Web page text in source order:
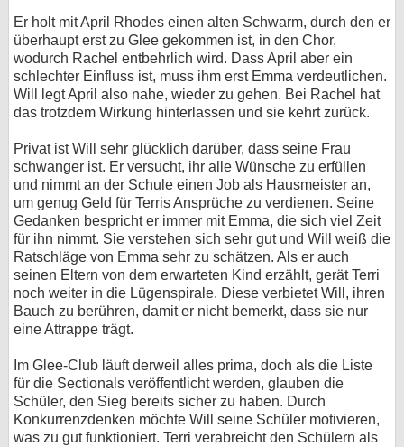
Er holt mit April Rhodes einen alten Schwarm, durch den er
überhaupt erst zu Glee gekommen ist, in den Chor,
wodurch Rachel entbehrlich wird. Dass April aber ein
schlechter Einfluss ist, muss ihm erst Emma verdeutlichen.
Will legt April also nahe, wieder zu gehen. Bei Rachel hat
das trotzdem Wirkung hinterlassen und sie kehrt zurück.
Privat ist Will sehr glücklich darüber, dass seine Frau
schwanger ist. Er versucht, ihr alle Wünsche zu erfüllen
und nimmt an der Schule einen Job als Hausmeister an,
um genug Geld für Terris Ansprüche zu verdienen. Seine
Gedanken bespricht er immer mit Emma, die sich viel Zeit
für ihn nimmt. Sie verstehen sich sehr gut und Will weiß die
Ratschläge von Emma sehr zu schätzen. Als er auch
seinen Eltern von dem erwarteten Kind erzählt, gerät Terri
noch weiter in die Lügenspirale. Diese verbietet Will, ihren
Bauch zu berühren, damit er nicht bemerkt, dass sie nur
eine Attrappe trägt.
Im Glee-Club läuft derweil alles prima, doch als die Liste
für die Sectionals veröffentlicht werden, glauben die
Schüler, den Sieg bereits sicher zu haben. Durch
Konkurrenzdenken möchte Will seine Schüler motivieren,
was zu gut funktioniert. Terri verabreicht den Schülern als